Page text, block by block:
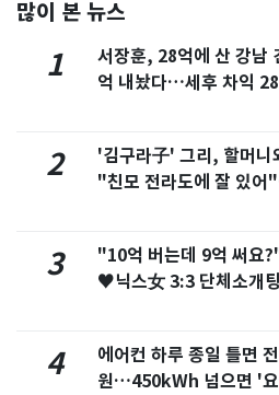
많이 본 뉴스
1
서장훈, 28억에 산 강남
억 내놨다…세후 차익
2
'김구라子' 그리, 할머니
"친모 전라도에 잘 있
3
"10억 버는데 9억 써요
♥닉스女 3:3 단체소개
4
에어컨 하루 종일 틀면
원…450kWh 넘으면 '